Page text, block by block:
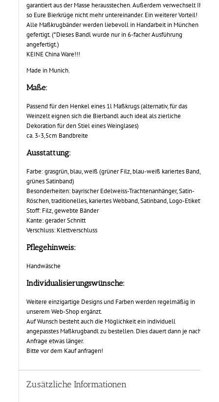
garantiert aus der Masse herausstechen. Außerdem verwechselt Ihr
so Eure Bierkrüge nicht mehr untereinander. Ein weiterer Vorteil!
Alle Maßkrugbänder werden liebevoll in Handarbeit in München
gefertigt. (*Dieses Bandl wurde nur in 6-facher Ausführung
angefertigt.)
KEINE China Ware!!!
Made in Munich.
Maße:
Passend für den Henkel eines 1l Maßkrugs (alternativ, für das
Weinzelt eignen sich die Bierbandl auch ideal als zierliche
Dekoration für den Stiel eines Weinglases)
ca. 3-3,5cm Bandbreite
Ausstattung:
Farbe: grasgrün, blau, weiß (grüner Filz, blau-weiß kariertes Band,
grünes Satinband)
Besonderheiten: bayrischer Edelweiss-Trachtenanhänger, Satin-
Röschen, traditionelles, kariertes Webband, Satinband, Logo-Etikett
Stoff: Filz, gewebte Bänder
Kante: gerader Schnitt
Verschluss: Klettverschluss
Pflegehinweis:
Handwäsche
Individualisierungswünsche:
Weitere einzigartige Designs und Farben werden regelmäßig in
unserem Web-Shop ergänzt.
Auf Wunsch besteht auch die Möglichkeit ein individuell
angepasstes Maßkrugbandl zu bestellen. Dies dauert dann je nach
Anfrage etwas länger.
Bitte vor dem Kauf anfragen!
Zusätzliche Informationen